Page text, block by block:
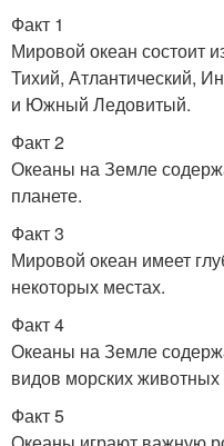
Факт 1
Мировой океан состоит
Тихий, Атлантический,
и Южный Ледовитый.
Факт 2
Океаны на Земле
планете.
Факт 3
Мировой океан имеет
некоторых местах.
Факт 4
Океаны на Земле
видов морских животных
Факт 5